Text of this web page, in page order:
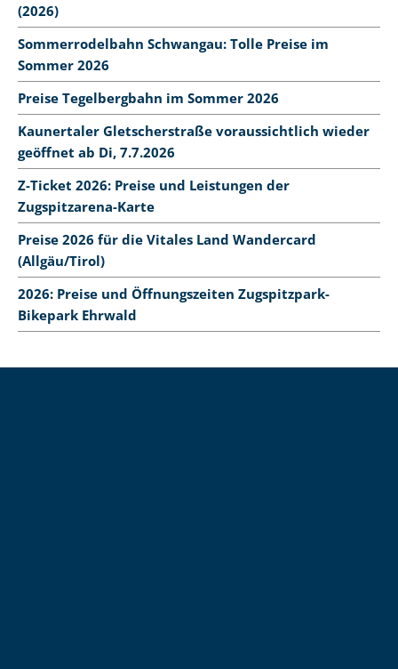
(2026)
Sommerrodelbahn Schwangau: Tolle Preise im
Sommer 2026
Preise Tegelbergbahn im Sommer 2026
Kaunertaler Gletscherstraße voraussichtlich wieder
geöffnet ab Di, 7.7.2026
Z-Ticket 2026: Preise und Leistungen der
Zugspitzarena-Karte
Preise 2026 für die Vitales Land Wandercard
(Allgäu/Tirol)
2026: Preise und Öffnungszeiten Zugspitzpark-
Bikepark Ehrwald